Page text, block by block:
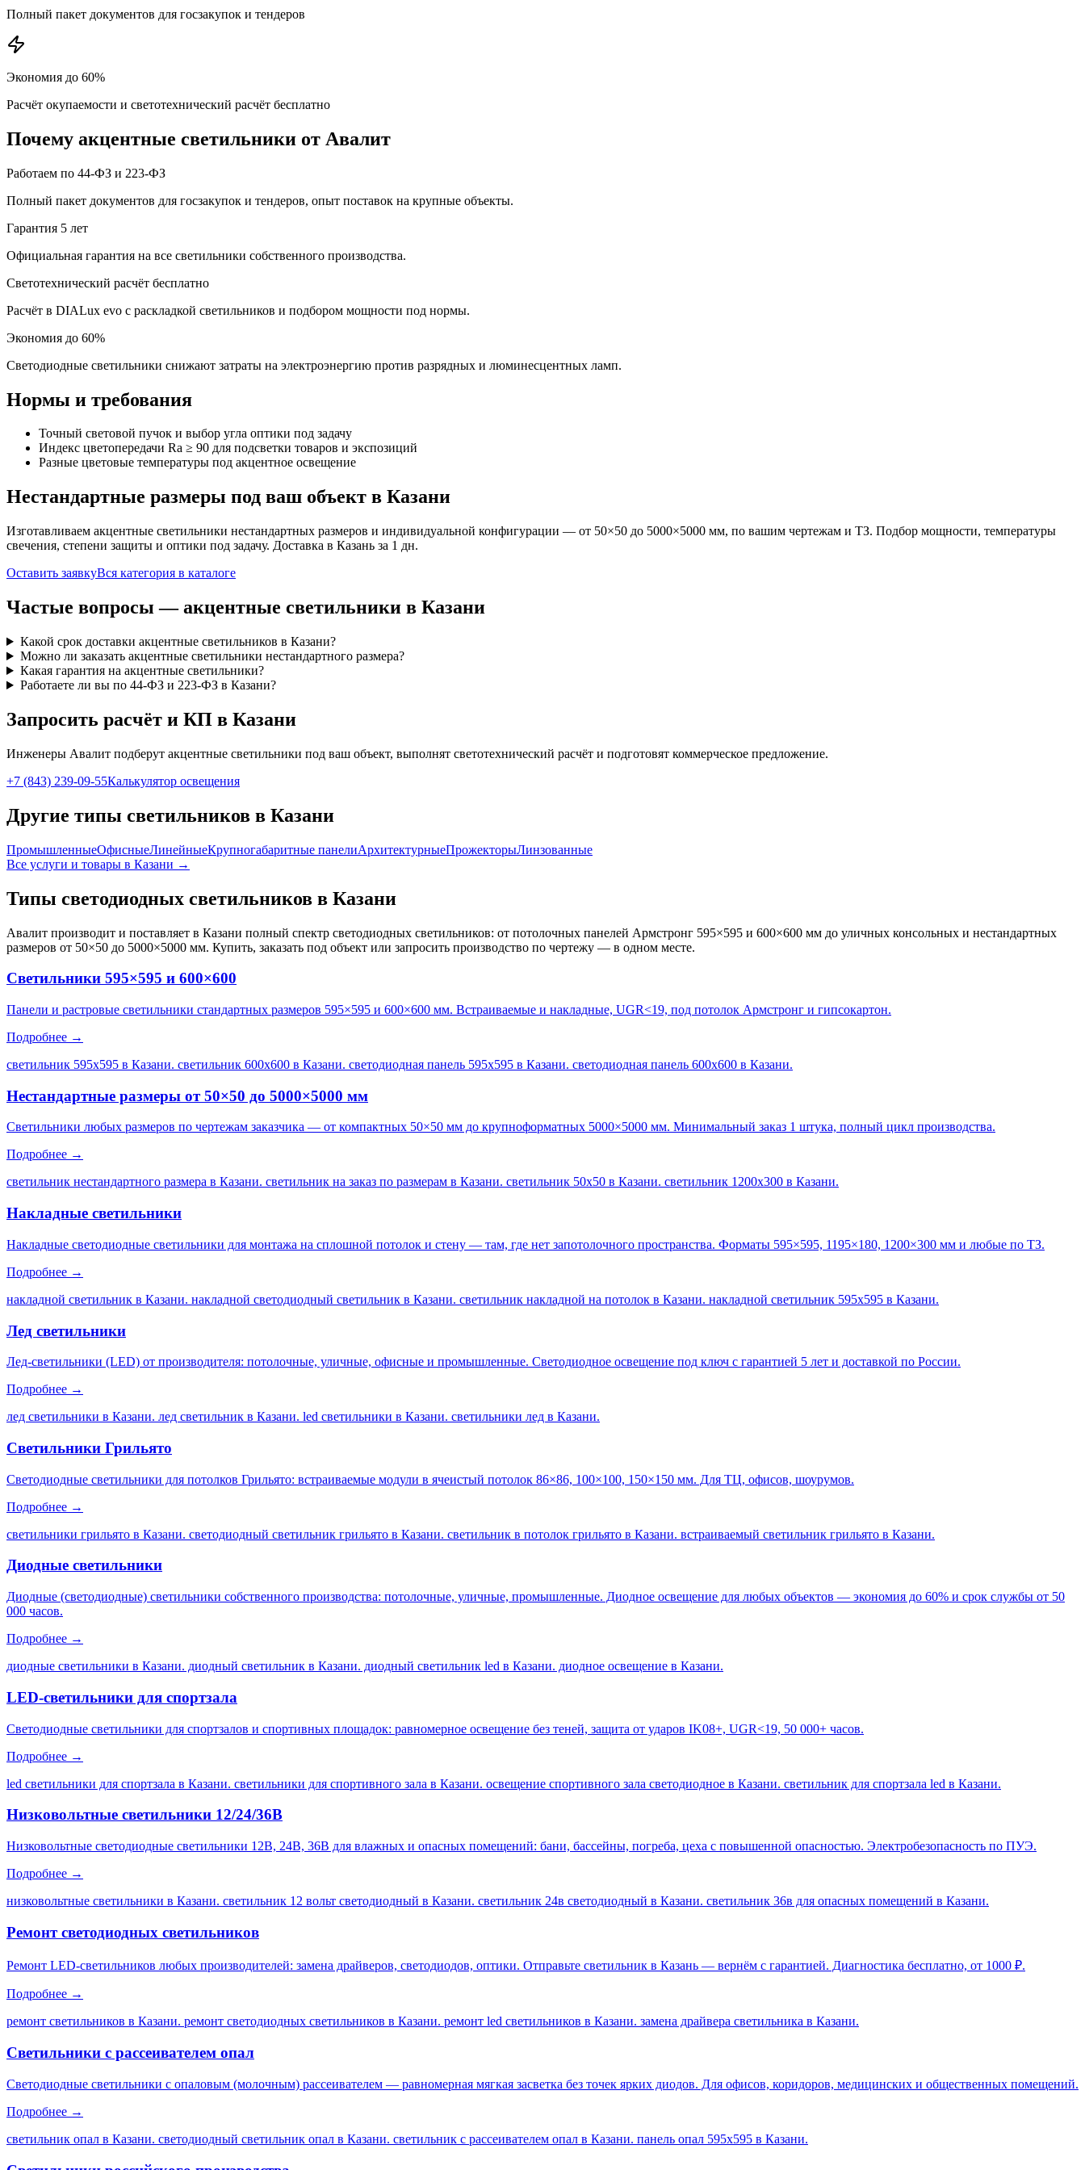
Полный пакет документов для госзакупок и тендеров
Экономия до 60%
Расчёт окупаемости и светотехнический расчёт бесплатно
Почему акцентные светильники от Авалит
Работаем по 44-ФЗ и 223-ФЗ
Полный пакет документов для госзакупок и тендеров, опыт поставок на крупные объекты.
Гарантия 5 лет
Официальная гарантия на все светильники собственного производства.
Светотехнический расчёт бесплатно
Расчёт в DIALux evo с раскладкой светильников и подбором мощности под нормы.
Экономия до 60%
Светодиодные светильники снижают затраты на электроэнергию против разрядных и люминесцентных ламп.
Нормы и требования
Точный световой пучок и выбор угла оптики под задачу
Индекс цветопередачи Ra ≥ 90 для подсветки товаров и экспозиций
Разные цветовые температуры под акцентное освещение
Нестандартные размеры под ваш объект в Казани
Изготавливаем акцентные светильники нестандартных размеров и индивидуальной конфигурации — от 50×50 до 5000×5000 мм, по вашим чертежам и ТЗ. Подбор мощности, температуры
свечения, степени защиты и оптики под задачу. Доставка в Казань за 1 дн.
Оставить заявкуВся категория в каталоге
Частые вопросы —акцентные светильники в Казани
Какой срок доставки акцентные светильников в Казани?
Можно ли заказать акцентные светильники нестандартного размера?
Какая гарантия на акцентные светильники?
Работаете ли вы по 44-ФЗ и 223-ФЗ в Казани?
Запросить расчёт и КП в Казани
Инженеры Авалит подберут акцентные светильники под ваш объект, выполнят светотехнический расчёт и подготовят коммерческое предложение.
+7 (843) 239-09-55Калькулятор освещения
Другие типы светильников в Казани
ПромышленныеОфисныеЛинейныеКрупногабаритные панелиАрхитектурныеПрожекторыЛинзованные
Все услуги и товары в Казани →
Типы светодиодных светильников в Казани
Авалит производит и поставляет в Казани полный спектр светодиодных светильников: от потолочных панелей Армстронг 595×595 и 600×600 мм до уличных консольных и нестандартных
размеров от 50×50 до 5000×5000 мм. Купить, заказать под объект или запросить производство по чертежу — в одном месте.
Светильники 595×595 и 600×600
Панели и растровые светильники стандартных размеров 595×595 и 600×600 мм. Встраиваемые и накладные, UGR<19, под потолок Армстронг и гипсокартон.
Подробнее →
светильник 595х595 в Казани. светильник 600х600 в Казани. светодиодная панель 595х595 в Казани. светодиодная панель 600х600 в Казани.
Нестандартные размеры от 50×50 до 5000×5000 мм
Светильники любых размеров по чертежам заказчика — от компактных 50×50 мм до крупноформатных 5000×5000 мм. Минимальный заказ 1 штука, полный цикл производства.
Подробнее →
светильник нестандартного размера в Казани. светильник на заказ по размерам в Казани. светильник 50х50 в Казани. светильник 1200х300 в Казани.
Накладные светильники
Накладные светодиодные светильники для монтажа на сплошной потолок и стену — там, где нет запотолочного пространства. Форматы 595×595, 1195×180, 1200×300 мм и любые по ТЗ.
Подробнее →
накладной светильник в Казани. накладной светодиодный светильник в Казани. светильник накладной на потолок в Казани. накладной светильник 595х595 в Казани.
Лед светильники
Лед-светильники (LED) от производителя: потолочные, уличные, офисные и промышленные. Светодиодное освещение под ключ с гарантией 5 лет и доставкой по России.
Подробнее →
лед светильники в Казани. лед светильник в Казани. led светильники в Казани. светильники лед в Казани.
Светильники Грильято
Светодиодные светильники для потолков Грильято: встраиваемые модули в ячеистый потолок 86×86, 100×100, 150×150 мм. Для ТЦ, офисов, шоурумов.
Подробнее →
светильники грильято в Казани. светодиодный светильник грильято в Казани. светильник в потолок грильято в Казани. встраиваемый светильник грильято в Казани.
Диодные светильники
Диодные (светодиодные) светильники собственного производства: потолочные, уличные, промышленные. Диодное освещение для любых объектов — экономия до 60% и срок службы от 50
000 часов.
Подробнее →
диодные светильники в Казани. диодный светильник в Казани. диодный светильник led в Казани. диодное освещение в Казани.
LED-светильники для спортзала
Светодиодные светильники для спортзалов и спортивных площадок: равномерное освещение без теней, защита от ударов IK08+, UGR<19, 50 000+ часов.
Подробнее →
led светильники для спортзала в Казани. светильники для спортивного зала в Казани. освещение спортивного зала светодиодное в Казани. светильник для спортзала led в Казани.
Низковольтные светильники 12/24/36В
Низковольтные светодиодные светильники 12В, 24В, 36В для влажных и опасных помещений: бани, бассейны, погреба, цеха с повышенной опасностью. Электробезопасность по ПУЭ.
Подробнее →
низковольтные светильники в Казани. светильник 12 вольт светодиодный в Казани. светильник 24в светодиодный в Казани. светильник 36в для опасных помещений в Казани.
Ремонт светодиодных светильников
Ремонт LED-светильников любых производителей: замена драйверов, светодиодов, оптики. Отправьте светильник в Казань — вернём с гарантией. Диагностика бесплатно, от 1000 ₽.
Подробнее →
ремонт светильников в Казани. ремонт светодиодных светильников в Казани. ремонт led светильников в Казани. замена драйвера светильника в Казани.
Светильники с рассеивателем опал
Светодиодные светильники с опаловым (молочным) рассеивателем — равномерная мягкая засветка без точек ярких диодов. Для офисов, коридоров, медицинских и общественных помещений.
Подробнее →
светильник опал в Казани. светодиодный светильник опал в Казани. светильник с рассеивателем опал в Казани. панель опал 595х595 в Казани.